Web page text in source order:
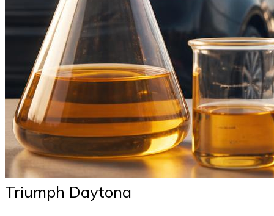
Triumph Daytona